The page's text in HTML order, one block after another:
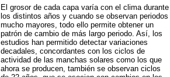
El grosor de cada capa varía con el clima durante
los distintos años y cuando se observan periodos
mucho mayores, todo ello permite obtener un
patrón de cambio de más largo periodo. Así, los
estudios han permitido detectar variaciones
decadales, concordantes con los ciclos de
actividad de las manchas solares como los que
ahora se producen, también se observan ciclos